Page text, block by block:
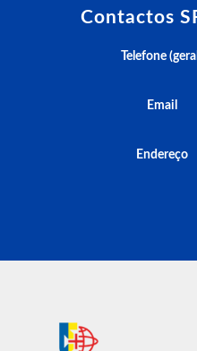
Contactos
Telefone
Email
Endereço